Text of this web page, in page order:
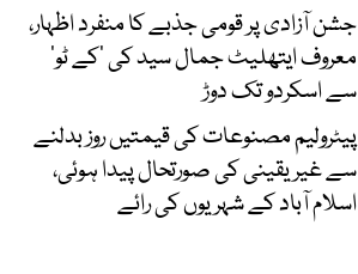
جشن آزادی پر قومی جذبے کا منفرد اظہار،
معروف ایتھلیٹ جمال سید کی ’کے ٹو‘
سے اسکردو تک دوڑ
پیٹرولیم مصنوعات کی قیمتیں روز بدلنے
سے غیر یقینی کی صورتحال پیدا ہوئی،
اسلام آباد کے شہریوں کی رائے